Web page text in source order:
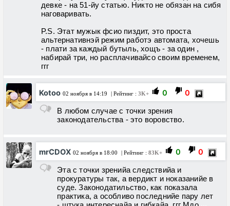
девке - на 51-йу статью. Никто не обязан на сибя
наговаривать.
P.S. Этат мужык фсио пиздит, это проста
альтернативнэй режим работэ автомата, хочешь
- плати за каждый бутыль, хощъ - за один ,
набирай три, но расплачивайсо своим временем,
ггг
Kotoo 02 ноября в 14:19 | Рейтинг : 3K+ 0 0
В любом случае с точки зрения
законодательства - это воровство.
mrCDOX 02 ноября в 18:00 | Рейтинг : 83K+ 0 0
Эта с точки зренийа следствийа и
прокуратуры так, а вердикт и ноказанийе в
суде. Законодатильство, как показала
практика, а особливо последнийе пару лет